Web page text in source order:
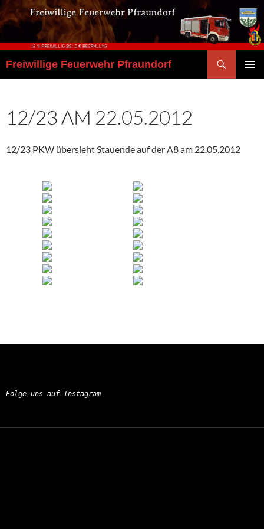
Zum
Inhalt
springen
Freiwillige Feuerwehr Pfraundorf
12/23 AM 22.05.2012
12/23 PKW übersieht Stauende auf der A8 am 22.05.2012
Folge uns auf Instagram